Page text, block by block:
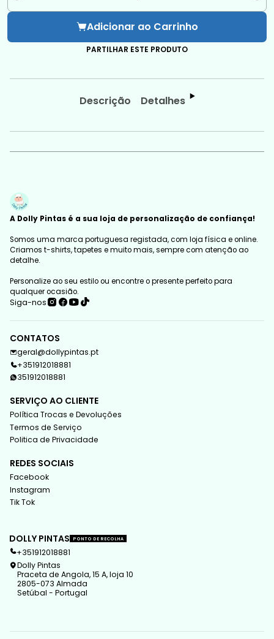
Quantidade
Adicionar ao Carrinho
PARTILHAR ESTE PRODUTO
Descrição Detalhes
A Dolly Pintas é a sua loja de personalização de confiança!
Somos uma marca portuguesa registada, com loja física e online.
Criamos t-shirts, tapetes e muito mais, sempre com atenção ao
detalhe.
Personalize ao seu estilo ou encontre o presente perfeito para
qualquer ocasião.
Siga-nos
CONTATOS
geral@dollypintas.pt
+351912018881
351912018881
SERVIÇO AO CLIENTE
Política Trocas e Devoluções
Termos de Serviço
Politica de Privacidade
REDES SOCIAIS
Facebook
Instagram
Tik Tok
DOLLY PINTAS PONTO DE RECOLHA
+351912018881
Dolly Pintas
Praceta de Angola, 15 A, loja 10
2805-073 Almada
Setúbal - Portugal